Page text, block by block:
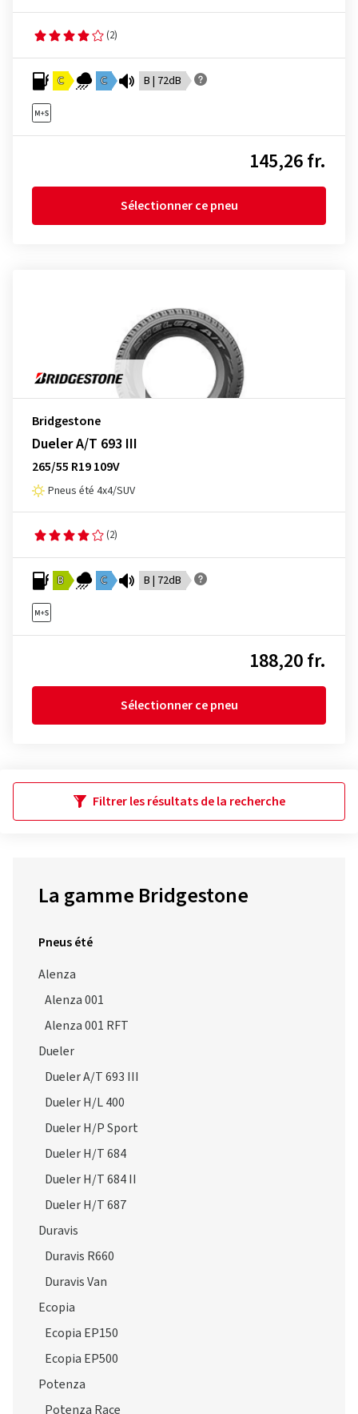
(2)
C C B | 72dB
145,26 fr.
Sélectionner ce pneu
Bridgestone
Dueler A/T 693 III
265/55 R19 109V
Pneus été 4x4/SUV
(2)
B C B | 72dB
188,20 fr.
Sélectionner ce pneu
Filtrer les résultats de la recherche
La gamme Bridgestone
Pneus été
Alenza
Alenza 001
Alenza 001 RFT
Dueler
Dueler A/T 693 III
Dueler H/L 400
Dueler H/P Sport
Dueler H/T 684
Dueler H/T 684 II
Dueler H/T 687
Duravis
Duravis R660
Duravis Van
Ecopia
Ecopia EP150
Ecopia EP500
Potenza
Potenza Race